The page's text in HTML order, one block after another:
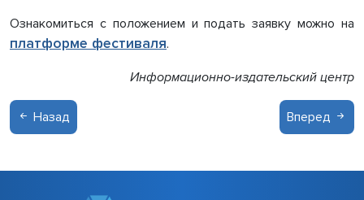
Ознакомиться с положением и подать заявку можно на
платформе фестиваля.
Информационно-издательский центр
Назад Вперед